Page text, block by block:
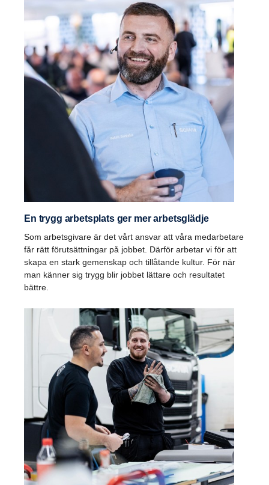
En trygg arbetsplats ger mer arbetsglädje
Som arbetsgivare är det vårt ansvar att våra medarbetare
får rätt förutsättningar på jobbet. Därför arbetar vi för att
skapa en stark gemenskap och tillåtande kultur. För när
man känner sig trygg blir jobbet lättare och resultatet
bättre.